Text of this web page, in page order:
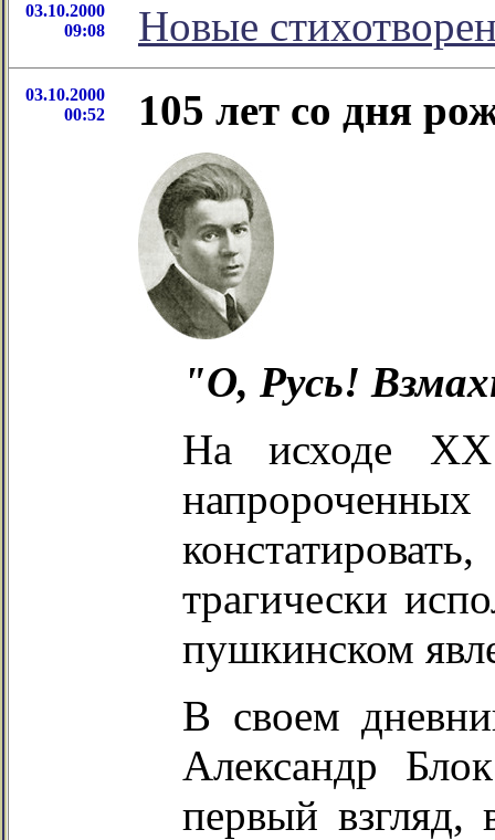
03.10.2000
09:08
Новые
03.10.2000
00:52
105 лет со дня
"О, Русь!
На исходе XX
трагически
пушкинском
В своем
Александр
первый взгляд,